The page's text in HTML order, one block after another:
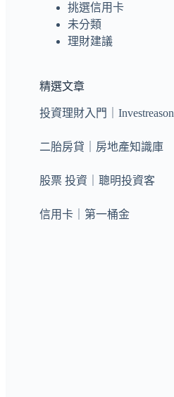
挑選信用卡
未分類
理財建議
精選文章
投資理財入門｜Investreason
二胎房貸｜房地產知識庫
股票 投資｜聰明投資客
信用卡｜第一桶金